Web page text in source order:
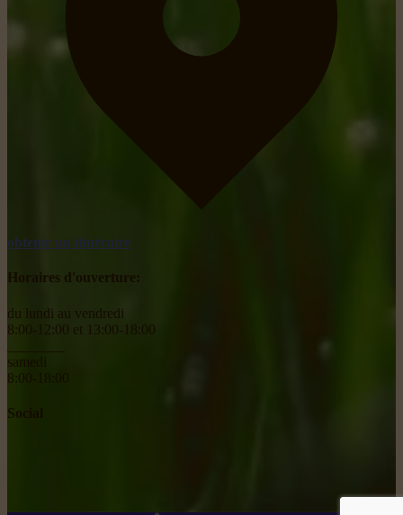
obtenir un itinéraire
Horaires d'ouverture:
du lundi au vendredi
8:00-12:00 et 13:00-18:00
samedi
8:00-18:00
Social